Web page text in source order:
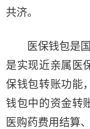
共济。
医保钱包是国
是实现近亲属医
保钱包转账功能
钱包中的资金转
医购药费用结算